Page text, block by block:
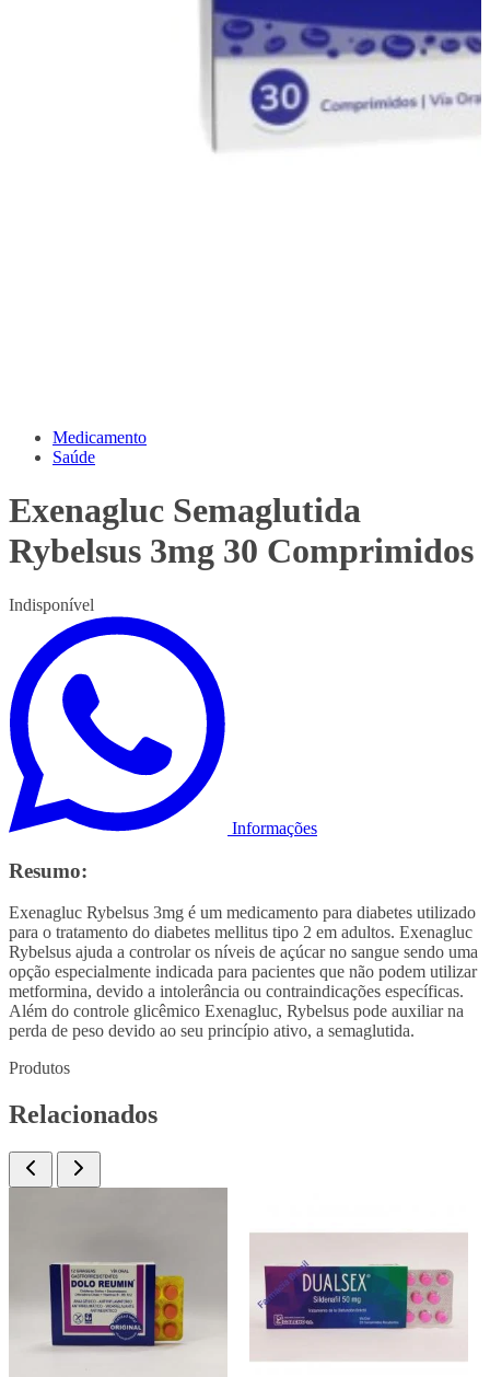
Medicamento
Saúde
Exenagluc Semaglutida
Rybelsus 3mg 30 Comprimidos
Indisponível
Informações
Resumo:
Exenagluc Rybelsus 3mg é um medicamento para diabetes utilizado
para o tratamento do diabetes mellitus tipo 2 em adultos. Exenagluc
Rybelsus ajuda a controlar os níveis de açúcar no sangue sendo uma
opção especialmente indicada para pacientes que não podem utilizar
metformina, devido a intolerância ou contraindicações específicas.
Além do controle glicêmico Exenagluc, Rybelsus pode auxiliar na
perda de peso devido ao seu princípio ativo, a semaglutida.
Produtos
Relacionados